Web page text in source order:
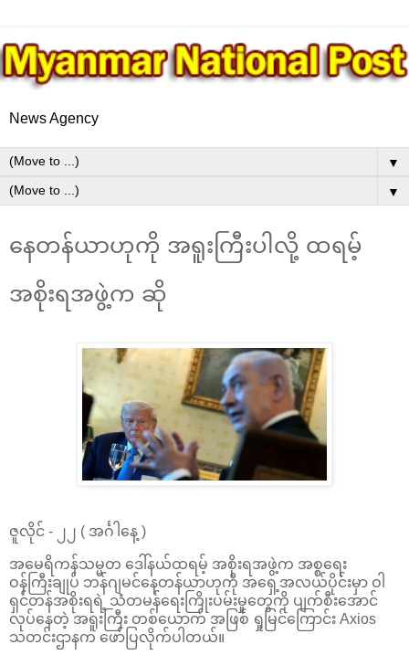
News Agency
▼
▼
နေတန်ယာဟုကို အရူးကြီးပါလို့ ထရမ့်
အစိုးရအဖွဲ့က ဆို
ဇူလိုင် - ၂၂ ( အင်္ဂါနေ့ )
အမေရိကန်သမ္မတ ဒေါ်နယ်ထရမ့် အစိုးရအဖွဲ့က အစ္စရေး
ဝန်ကြီးချုပ် ဘန်ဂျမင်နေတန်ယာဟုကို အရှေ့အလယ်ပိုင်းမှာ ဝါ
ရှင်တန်အစိုးရရဲ့ သံတမန်ရေးကြိုးပမ်းမှုတွေကို ပျက်စီးအောင်
လုပ်နေတဲ့ အရူးကြီး တစ်ယောက် အဖြစ် ရှုမြင်ကြောင်း Axios
သတင်းဌာနက ဖော်ပြလိုက်ပါတယ်။